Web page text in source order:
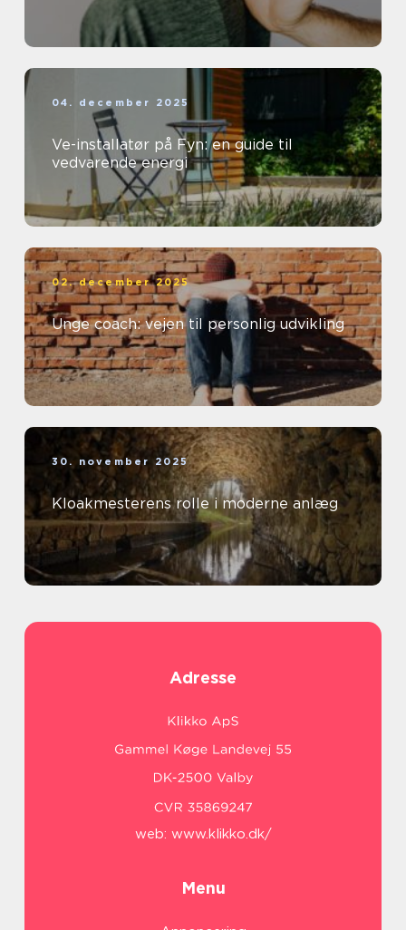
04. december 2025
Ve-installatør på Fyn: en guide til
vedvarende energi
02. december 2025
Unge coach: vejen til personlig udvikling
30. november 2025
Kloakmesterens rolle i moderne anlæg
Adresse
web: www.klikko.dk/
Menu